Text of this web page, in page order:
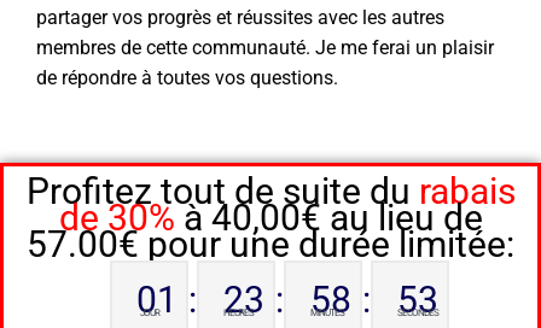
partager vos progrès et réussites avec les autres
membres de cette communauté. Je me ferai un plaisir
de répondre à toutes vos questions.
Profitez tout de suite du rabais
de 30%à 40,00€ au lieu de
57.00€ pour une durée limitée:
01
JOUR : 23
HEURES : 58
MINUTES : 52
SECONDES